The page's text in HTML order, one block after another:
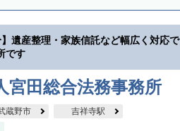
】遺産整理・家族信託など幅広く対応で
です
宮田総合法務事務所
蔵野市 吉祥寺駅